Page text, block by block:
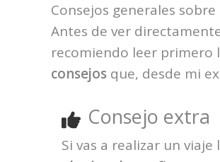
Consejos generales
Antes de ver
recomiendo leer primero
consejos que, desde mi
Consejo extra
Si vas a realizar un